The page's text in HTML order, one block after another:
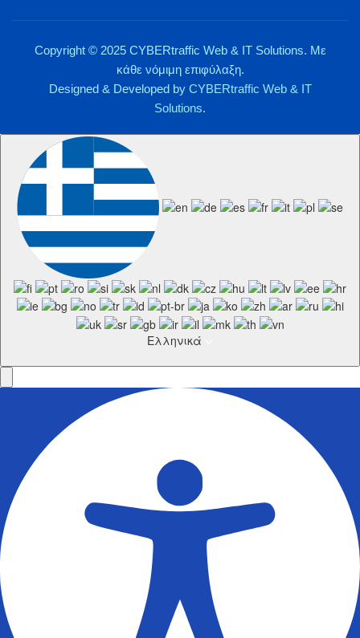
Copyright © 2025 CYBERtraffic Web & IT Solutions. Με
κάθε νόμιμη επιφύλαξη.
Designed & Developed by CYBERtraffic Web & IT
Solutions.
Ελληνικά